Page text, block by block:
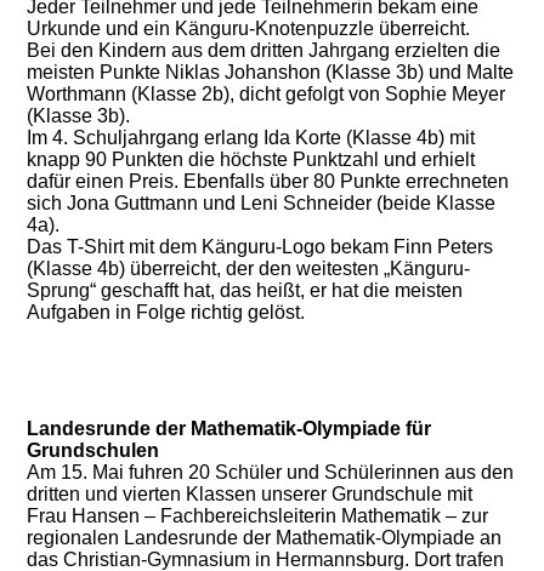
Jeder Teilnehmer und jede Teilnehmerin bekam eine
Urkunde und ein Känguru-Knotenpuzzle überreicht.
Bei den Kindern aus dem dritten Jahrgang erzielten die
meisten Punkte Niklas Johanshon (Klasse 3b) und Malte
Worthmann (Klasse 2b), dicht gefolgt von Sophie Meyer
(Klasse 3b).
Im 4. Schuljahrgang erlang Ida Korte (Klasse 4b) mit
knapp 90 Punkten die höchste Punktzahl und erhielt
dafür einen Preis. Ebenfalls über 80 Punkte errechneten
sich Jona Guttmann und Leni Schneider (beide Klasse
4a).
Das T-Shirt mit dem Känguru-Logo bekam Finn Peters
(Klasse 4b) überreicht, der den weitesten „Känguru-
Sprung“ geschafft hat, das heißt, er hat die meisten
Aufgaben in Folge richtig gelöst.
Landesrunde der Mathematik-Olympiade für
Grundschulen
Am 15. Mai fuhren 20 Schüler und Schülerinnen aus den
dritten und vierten Klassen unserer Grundschule mit
Frau Hansen – Fachbereichsleiterin Mathematik – zur
regionalen Landesrunde der Mathematik-Olympiade an
das Christian-Gymnasium in Hermannsburg. Dort trafen